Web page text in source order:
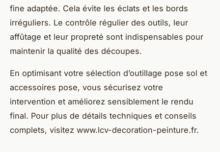
fine adaptée. Cela évite les éclats et les bords
irréguliers. Le contrôle régulier des outils, leur
affûtage et leur propreté sont indispensables pour
maintenir la qualité des découpes.
En optimisant votre sélection d’outillage pose sol et
accessoires pose, vous sécurisez votre
intervention et améliorez sensiblement le rendu
final. Pour plus de détails techniques et conseils
complets, visitez www.lcv-decoration-peinture.fr.